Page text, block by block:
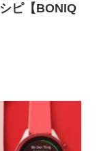
ピ【BONIQ